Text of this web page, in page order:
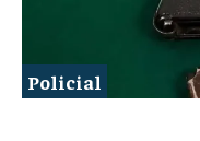
Policial